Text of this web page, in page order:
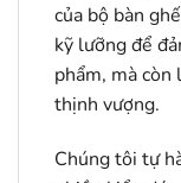
của bộ bàn
kỹ lưỡng để
phẩm, mà còn
thịnh vượng.
Chúng tôi tự